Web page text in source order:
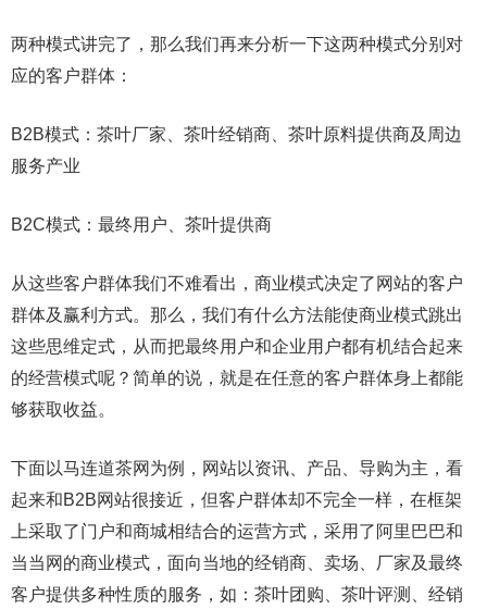
两种模式讲完了，那么我们再来分析一下这两种模式分别对
应的客户群体：
B2B模式：茶叶厂家、茶叶经销商、茶叶原料提供商及周边
服务产业
B2C模式：最终用户、茶叶提供商
从这些客户群体我们不难看出，商业模式决定了网站的客户
群体及赢利方式。那么，我们有什么方法能使商业模式跳出
这些思维定式，从而把最终用户和企业用户都有机结合起来
的经营模式呢？简单的说，就是在任意的客户群体身上都能
够获取收益。
下面以马连道茶网为例，网站以资讯、产品、导购为主，看
起来和B2B网站很接近，但客户群体却不完全一样，在框架
上采取了门户和商城相结合的运营方式，采用了阿里巴巴和
当当网的商业模式，面向当地的经销商、卖场、厂家及最终
客户提供多种性质的服务，如：茶叶团购、茶叶评测、经销